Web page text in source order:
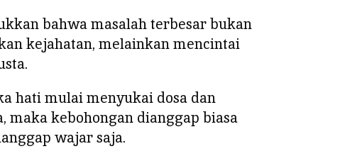
bahwa masalah terbesar bukan
kejahatan, melainkan mencintai
hati mulai menyukai dosa dan
maka kebohongan dianggap biasa
wajar saja.